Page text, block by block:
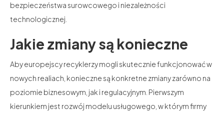
bezpieczeństwa surowcowego i niezależności
technologicznej.
Jakie zmiany są konieczne
Aby europejscy recyklerzy mogli skutecznie funkcjonować w
nowych realiach, konieczne są konkretne zmiany zarówno na
poziomie biznesowym, jak i regulacyjnym. Pierwszym
kierunkiem jest rozwój modelu usługowego, w którym firmy